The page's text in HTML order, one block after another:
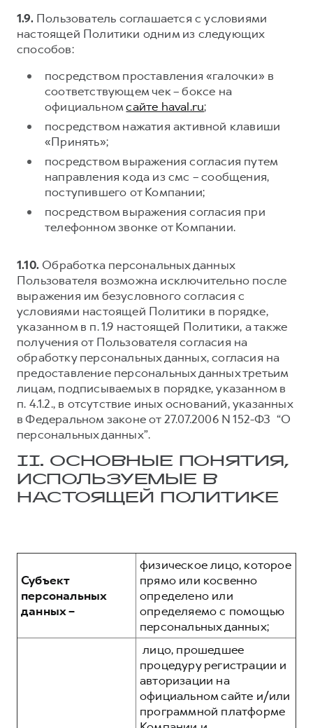
1.9.Пользователь соглашается с условиями
настоящей Политики одним из следующих
способов:
посредством проставления «галочки» в
соответствующем чек – боксе на
официальномсайте haval.ru;
посредством нажатия активной клавиши
«Принять»;
посредством выражения согласия путем
направления кода из смс – сообщения,
поступившего от Компании;
посредством выражения согласия при
телефонном звонке от Компании.
1.10. Обработка персональных данных
Пользователя возможна исключительно после
выражения им безусловного согласия с
условиями настоящей Политики в порядке,
указанном в п. 1.9 настоящей Политики, а также
получения от Пользователя согласия на
обработку персональных данных, согласия на
предоставление персональных данных третьим
лицам, подписываемых в порядке, указанном в
п. 4.1.2., в отсутствие иных оснований, указанных
в Федеральном законе от 27.07.2006 N 152-ФЗ “О
персональных данных”.
II. ОСНОВНЫЕ ПОНЯТИЯ,
ИСПОЛЬЗУЕМЫЕ В
НАСТОЯЩЕЙ ПОЛИТИКЕ
Субъект
персональных
данных –
физическое лицо, которое
прямо или косвенно
определено или
определяемо с помощью
персональных данных;
лицо, прошедшее
процедуру регистрации и
авторизации на
официальном сайте и/или
программной платформе